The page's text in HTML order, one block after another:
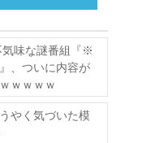
気味な謎番組『※
、ついに内容が
ｗｗｗｗ
やく気づいた模